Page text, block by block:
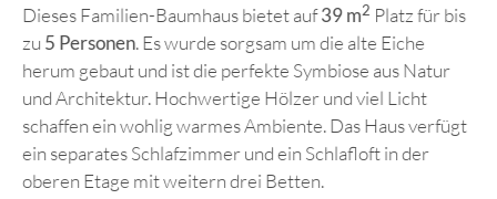
Dieses Familien-Baumhaus bietet auf39 m2 Platz für bis
zu 5 Personen. Es wurde sorgsam um die alte Eiche
herum gebaut und ist die perfekte Symbiose aus Natur
und Architektur. Hochwertige Hölzer und viel Licht
schaffen ein wohlig warmes Ambiente. Das Haus verfügt
ein separates Schlafzimmer und ein Schlafloft in der
oberen Etage mit weitern drei Betten.